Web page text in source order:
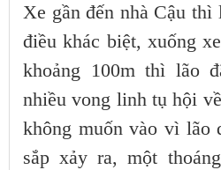
Xe gần đến nhà Cậu thì
điều khác biệt, xuống
khoảng 100m thì lão
nhiều vong linh tụ hội
không muốn vào vì lão
sắp xảy ra, một